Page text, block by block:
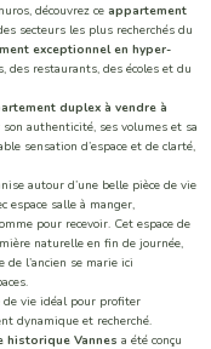
découvrez ce appartement
secteurs les plus recherchés du
exceptionnel en hyper-
des restaurants, des écoles et du
duplex à vendre à
authenticité, ses volumes et sa
sensation d’espace et de clarté,
autour d’une belle pièce de vie
espace salle à manger,
pour recevoir. Cet espace de
naturelle en fin de journée,
de l’ancien se marie ici
de vie idéal pour profiter
dynamique et recherché.
historique Vannes a été conçu